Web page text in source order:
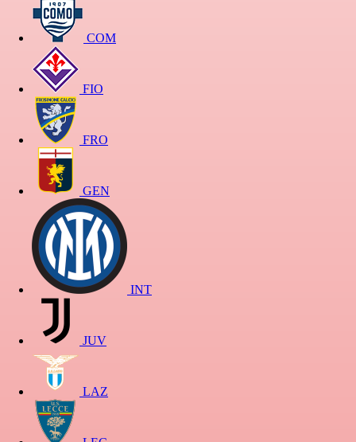
COM
FIO
FRO
GEN
INT
JUV
LAZ